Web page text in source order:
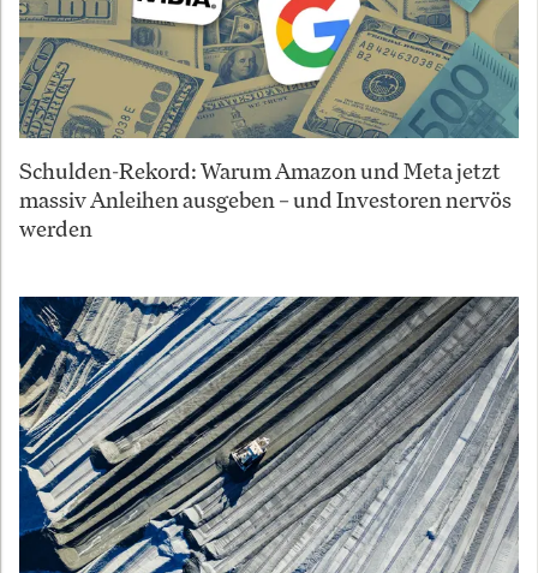
Schulden-Rekord: Warum Amazon und Meta jetzt
massiv Anleihen ausgeben – und Investoren nervös
werden